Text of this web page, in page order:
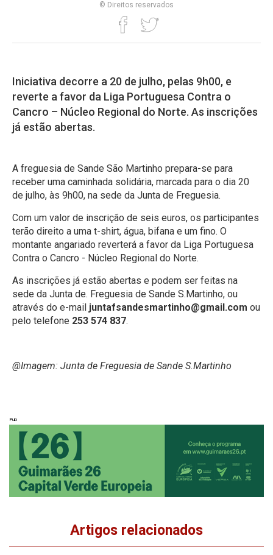
© Direitos reservados
Iniciativa decorre a 20 de julho, pelas 9h00, e
reverte a favor da Liga Portuguesa Contra o
Cancro – Núcleo Regional do Norte. As inscrições
já estão abertas.
A freguesia de Sande São Martinho prepara-se para
receber uma caminhada solidária, marcada para o dia 20
de julho, às 9h00, na sede da Junta de Freguesia.
Com um valor de inscrição de seis euros, os participantes
terão direito a uma t-shirt, água, bifana e um fino. O
montante angariado reverterá a favor da Liga Portuguesa
Contra o Cancro - Núcleo Regional do Norte.
As inscrições já estão abertas e podem ser feitas na
sede da Junta de. Freguesia de Sande S.Martinho, ou
através do e-mail juntafsandesmartinho@gmail.com ou
pelo telefone 253 574 837.
@Imagem: Junta de Freguesia de Sande S.Martinho
Pub
Artigos relacionados